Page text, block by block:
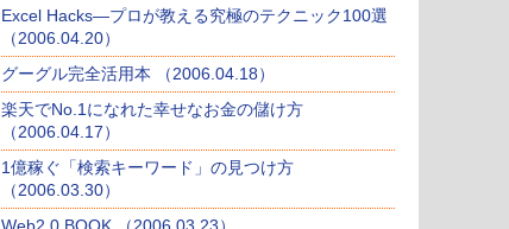
Excel Hacks―プロが教える究極のテクニック100選
（2006.04.20）
グーグル完全活用本 （2006.04.18）
楽天でNo.1になれた幸せなお金の儲け方
（2006.04.17）
1億稼ぐ「検索キーワード」の見つけ方
（2006.03.30）